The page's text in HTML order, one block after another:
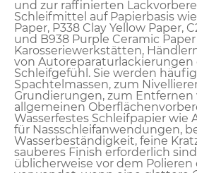
und zur raffinierten
Schleifmittel auf Papierbasis
Paper, P338 Clay Yellow Paper,
und B938 Purple Ceramic
Karosseriewerkstätten,
von Autoreparaturlackierungen
Schleifgefühl. Sie werden
Spachtelmassen, zum
Grundierungen, zum Entfernen
allgemeinen
Wasserfestes Schleifpapier wie
für Nassschleifanwendungen,
Wasserbeständigkeit, feine
sauberes Finish erforderlich
üblicherweise vor dem Polieren